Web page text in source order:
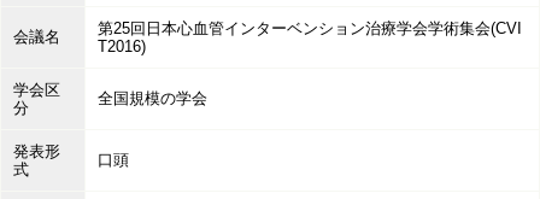
会議名
第25回日本心血管インターベンション治療学会学術集会(CVI
T2016)
学会区
分
全国規模の学会
発表形
式
口頭